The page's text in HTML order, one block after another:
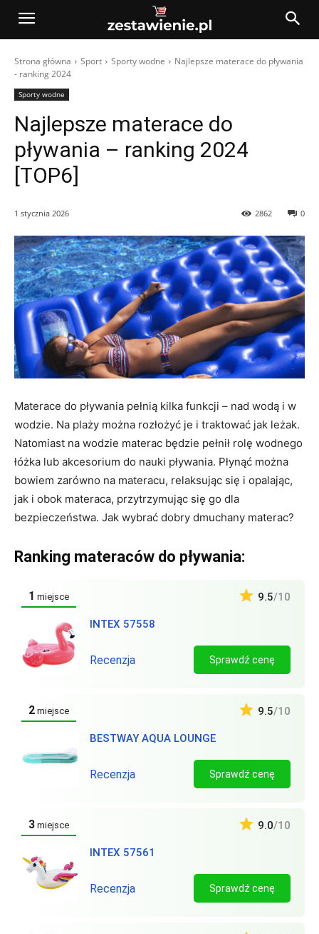
Strona główna Sport Sporty wodne
Najlepsze materace do pływania
- ranking 2024
Sporty wodne
Najlepsze materace do
pływania – ranking 2024
[TOP6]
1 stycznia 2026 0
2862
Materace do pływania pełnią kilka funkcji – nad wodą i w
wodzie. Na plaży można rozłożyć je i traktować jak leżak.
Natomiast na wodzie materac będzie pełnił rolę wodnego
łóżka lub akcesorium do nauki pływania. Płynąć można
bowiem zarówno na materacu, relaksując się i opalając,
jak i obok materaca, przytrzymując się go dla
bezpieczeństwa. Jak wybrać dobry dmuchany materac?
Ranking materaców do pływania:
1 miejsce
INTEX 57558
9.5/10
Recenzja Sprawdź cenę
2 miejsce
BESTWAY AQUA LOUNGE
9.5/10
Recenzja Sprawdź cenę
3 miejsce
INTEX 57561
9.0/10
Recenzja Sprawdź cenę